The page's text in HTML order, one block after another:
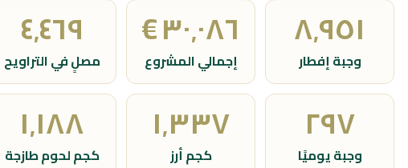
٩٬٠٠٠
وجبة إفطار
€٣٠٬٢٥٠
إجمالي المشروع
٤٬٥٠٠
مصلٍ في التراويح
٣٠٠
وجبة يوميًا
١٬٣٥٠
كجم أرز
١٬٢٠٠
كجم لحوم طازجة